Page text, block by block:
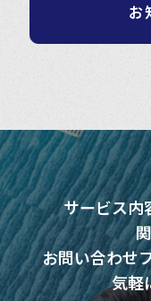
お
サービス内
お問い合わせ
気軽